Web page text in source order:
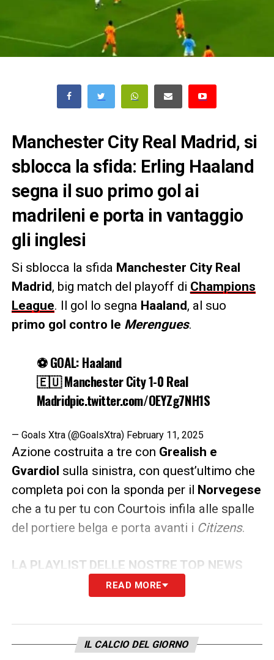
Manchester City Real Madrid, si
sblocca la sfida: Erling Haaland
segna il suo primo gol ai
madrileni e porta in vantaggio
gli inglesi
Si sblocca la sfida Manchester City Real
Madrid, big match del playoff di Champions
League. Il gol lo segna Haaland, al suo
primo gol contro le Merengues.
⚽️ GOAL: Haaland
🇪🇺 Manchester City 1-0 Real
Madridpic.twitter.com/OEYZg7NH1S
— Goals Xtra (@GoalsXtra) February 11, 2025
Azione costruita a tre con Grealish e
Gvardiol sulla sinistra, con quest’ultimo che
completa poi con la sponda per il Norvegese
che a tu per tu con Courtois infila alle spalle
del portiere belga e porta avanti i Citizens.
LA PLAYLIST DELLE NOSTRE TOP NEWS
READ MORE
IL CALCIO DEL GIORNO